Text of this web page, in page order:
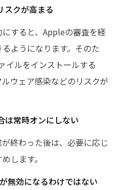
スクが高まる
すると、Appleの審査を経
ようになります。そのた
イルをインストールする
ウェア感染などのリスクが
は常時オンにしない
終わった後は、必要に応じ
します。
無効になるわけではない